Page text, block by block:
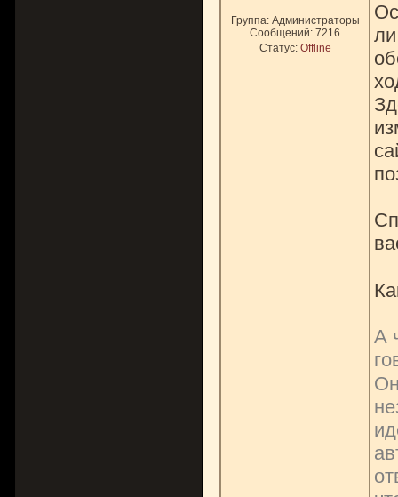
Группа: Администраторы
Сообщений: 7216
Статус: Offline
А